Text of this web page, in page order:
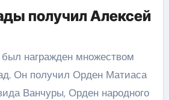
получил Алексей
награжден множеством
Он получил Орден Матиаса
Ванчуры, Орден народного